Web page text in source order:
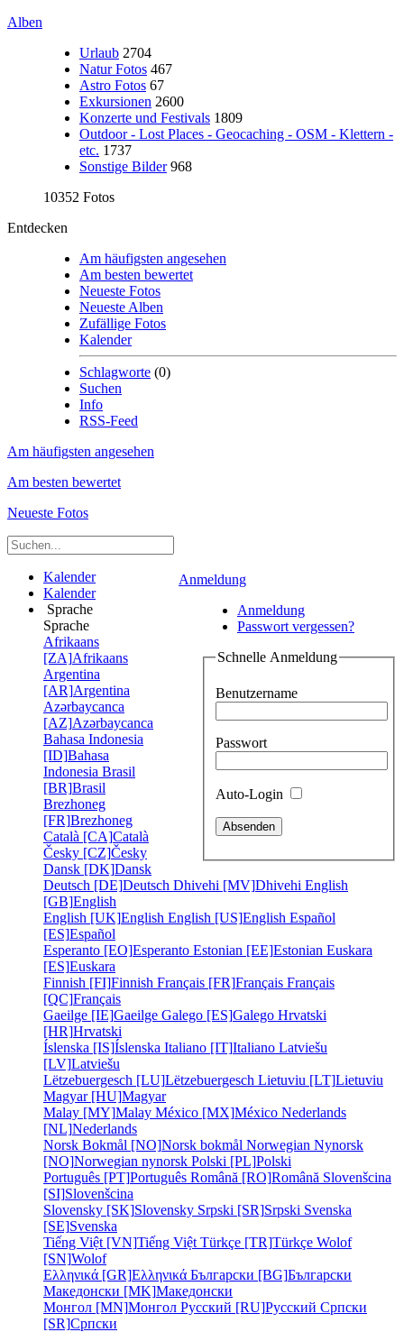
Alben
Urlaub 2704
Natur Fotos 467
Astro Fotos 67
Exkursionen 2600
Konzerte und Festivals 1809
Outdoor - Lost Places - Geocaching - OSM - Klettern -
etc. 1737
Sonstige Bilder 968
10352 Fotos
Entdecken
Am häufigsten angesehen
Am besten bewertet
Neueste Fotos
Neueste Alben
Zufällige Fotos
Kalender
Schlagworte (0)
Suchen
Info
RSS-Feed
Am häufigsten angesehen
Am besten bewertet
Neueste Fotos
Anmeldung
Anmeldung
Passwort vergessen?
Schnelle Anmeldung
Benutzername
Passwort
Auto-Login
Kalender
Kalender
Sprache
Sprache
Afrikaans
[ZA]Afrikaans
Argentina
[AR]Argentina
Azərbaycanca
[AZ]Azərbaycanca
Bahasa Indonesia
[ID]Bahasa
Indonesia Brasil
[BR]Brasil
Brezhoneg
[FR]Brezhoneg
Català [CA]Català
Česky [CZ]Česky
Dansk [DK]Dansk
Deutsch [DE]Deutsch Dhivehi [MV]Dhivehi English
[GB]English
English [UK]English English [US]English Español
[ES]Español
Esperanto [EO]Esperanto Estonian [EE]Estonian Euskara
[ES]Euskara
Finnish [FI]Finnish Français [FR]Français Français
[QC]Français
Gaeilge [IE]Gaeilge Galego [ES]Galego Hrvatski
[HR]Hrvatski
Íslenska [IS]Íslenska Italiano [IT]Italiano Latviešu
[LV]Latviešu
Lëtzebuergesch [LU]Lëtzebuergesch Lietuviu [LT]Lietuviu
Magyar [HU]Magyar
Malay [MY]Malay México [MX]México Nederlands
[NL]Nederlands
Norsk Bokmål [NO]Norsk bokmål Norwegian Nynorsk
[NO]Norwegian nynorsk Polski [PL]Polski
Português [PT]Português Română [RO]Română Slovenšcina
[SI]Slovenšcina
Slovensky [SK]Slovensky Srpski [SR]Srpski Svenska
[SE]Svenska
Tiếng Việt [VN]Tiếng Việt Türkçe [TR]Türkçe Wolof
[SN]Wolof
Ελληνικά [GR]Ελληνικά Български [BG]Български
Македонски [MK]Македонски
Монгол [MN]Монгол Русский [RU]Русский Српски
[SR]Српски